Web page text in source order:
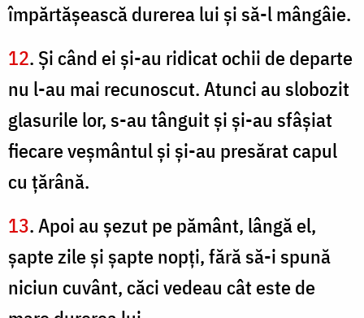
împărtăşească durerea lui şi să-l mângâie.
12. Şi când ei şi-au ridicat ochii de departe
nu l-au mai recunoscut. Atunci au slobozit
glasurile lor, s-au tânguit şi şi-au sfâşiat
fiecare veşmântul şi şi-au presărat capul
cu ţărână.
13. Apoi au şezut pe pământ, lângă el,
şapte zile şi şapte nopţi, fără să-i spună
niciun cuvânt, căci vedeau cât este de